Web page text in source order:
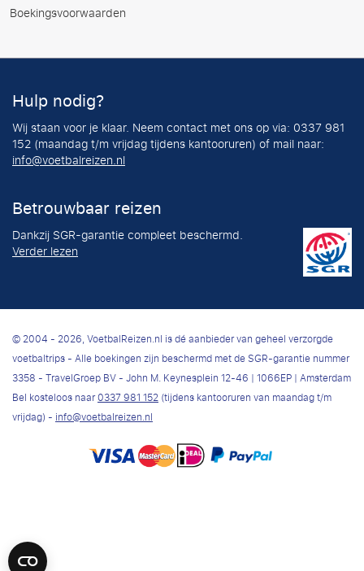
Boekingsvoorwaarden
Hulp nodig?
Wij staan voor je klaar. Neem contact met ons op via: 0337 981
152 (maandag t/m vrijdag tijdens kantooruren) of mail naar:
info@voetbalreizen.nl
Betrouwbaar reizen
Dankzij SGR-garantie compleet beschermd.
Verder lezen
© 2004 - 2026, VoetbalReizen.nl is dé aanbieder van geheel verzorgde
voetbaltrips - Alle boekingen zijn beschermd met de SGR-garantie nummer
3358 - TravelGroep BV - John M. Keynesplein 12-46 | 1066EP | Amsterdam
Bel kosteloos naar0337 981 152(tijdens kantooruren van maandag t/m
vrijdag) -info@voetbalreizen.nl